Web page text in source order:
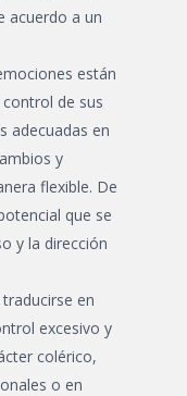
acuerdo a un
están
de sus
adecuadas en
y
flexible. De
que se
y la dirección
en
excesivo y
colérico,
o en